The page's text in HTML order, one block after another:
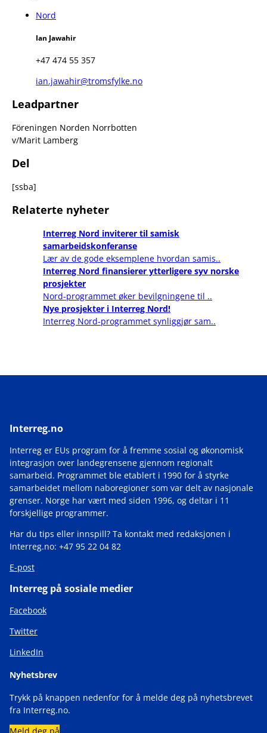
Nord
Ian Jawahir
+47 474 55 357
ian.jawahir@tromsfylke.no
Leadpartner
Föreningen Norden Norrbotten
v/Marit Lamberg
Del
[ssba]
Relaterte nyheter
Interreg Nord inviterer til samisk
samarbeidskonferanse
Lær av de gode eksemplene hvordan samis..
Interreg Nord finansierer ytterligere syv norske
prosjekter
Nord-programmet øker bevilgningene til ..
Nye prosjekter i Interreg Nord!
Interreg Nord-programmet synliggjør sam..
Interreg.no
Interreg er EUs program for å fremme sosial og økonomisk
integrasjon over landegrensene gjennom regionalt
samarbeid. Programmet ble etablert i 1990 for å styrke
samarbeidet mellom naboregioner som var delt av nasjonale
grenser. Norge har vært med siden 1996, og deltar i 11
forskjellige programmer.
Har du tips eller innspill? Ta kontakt med redaksjonen i
Interreg.no: +47 95 22 04 82
E-post
Interreg på sosiale medier
Facebook
Twitter
LinkedIn
Nyhetsbrev
Trykk på knappen nedenfor for å melde deg på nyhetsbrevet
fra Interreg.no.